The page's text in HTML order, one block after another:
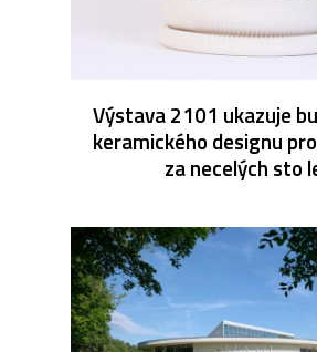
Výstava 2101 ukazuje
keramického designu
za necelých sto